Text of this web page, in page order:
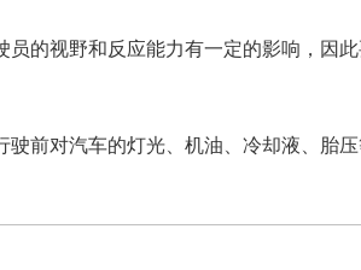
员的视野和反应能力有一定的影响，因
驶前对汽车的灯光、机油、冷却液、胎